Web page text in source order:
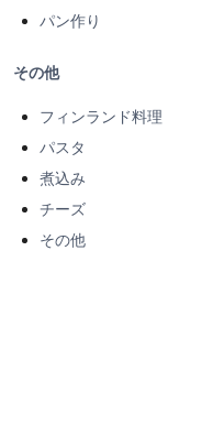
パン作り
その他
フィンランド料理
パスタ
煮込み
チーズ
その他